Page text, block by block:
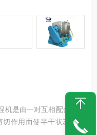
是由一对互相配合和旋
作用而使半干状态的或